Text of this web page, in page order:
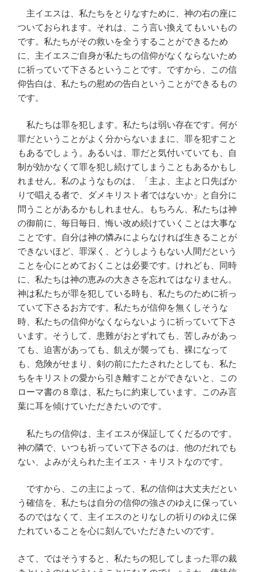
主イエスは、私たちをとりなすために、神の右の座に
ついておられます。それは、こう言い換えてもいいもの
です。私たちがその救いを全うすることができるため
に、主イエスご自身が私たちの信仰がなくならないため
に祈っていて下さるということです。ですから、この信
仰告白は、私たちの慰めの告白ということができるもの
です。
私たちは罪を犯します。私たちは弱い存在です。何が
罪だということがよく分からないままに、罪を犯すこと
もあるでしょう。あるいは、罪だと気付いていても、自
制が効かなくて罪を犯し続けてしまうこともあるかもし
れません。私のようなものは、「主よ、主よと口先ばか
りで唱える者で、ダメキリスト者ではないか」と自分に
問うことがあるかもしれません。もちろん、私たちは神
の御前に、毎日毎日、悔い改め続けていくことは大事な
ことです。自分は神の憐みによらなければ生きることが
できないほど、罪深く、どうしようもない人間だという
ことを心にとめておくことは必要です。けれども、同時
に、私たちは神の恵みの大きさを忘れてはなりません。
神は私たちが罪を犯している時も、私たちのために祈っ
ていて下さるお方です。私たちが信仰を無くしそうな
時、私たちの信仰がなくならないように祈っていて下さ
います。そうして、患難がおとずれても、苦しみがあっ
ても、迫害があっても、飢えが襲っても、裸になって
も、危険がせまり、剣の前にたたされたとしても、私た
ちをキリストの愛から引き離すことができないと、この
ローマ書の８章は、私たちに約束しています。このみ言
葉に耳を傾けていただきたいのです。
私たちの信仰は、主イエスが保証してくだるのです。
神の隣で、いつも祈っていて下さるのは、他のだれでも
ない、よみがえられた主イエス・キリストなのです。
ですから、この主によって、私の信仰は大丈夫だとい
う確信を、私たちは自分の信仰の強さのゆえに保ってい
るのではなくて、主イエスのとりなしの祈りのゆえに保
たれていることを心に刻んでいただきたいのです。
さて、ではそうすると、私たちの犯してしまった罪の裁